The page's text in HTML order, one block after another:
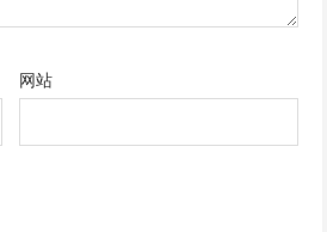
网站